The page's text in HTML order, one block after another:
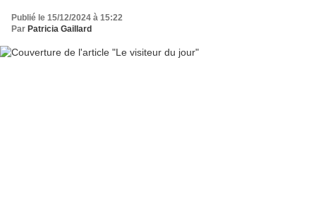
Publié le 15/12/2024 à 15:22
Par Patricia Gaillard